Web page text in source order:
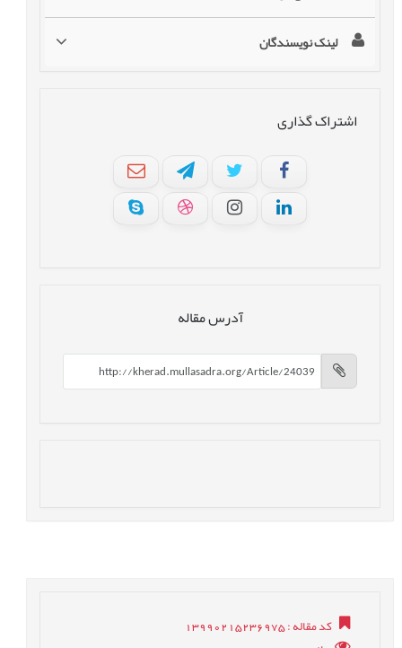
لینک نویسندگان
اشتراک گذاری
آدرس مقاله
کد مقاله: 13990215236975